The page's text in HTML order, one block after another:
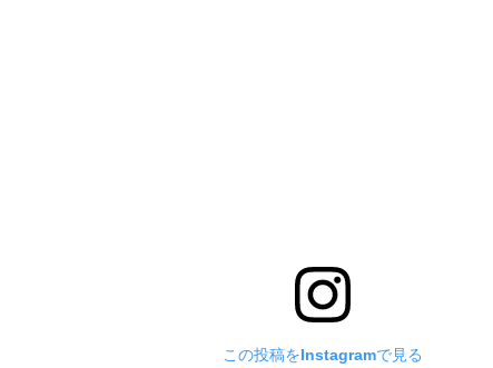
この投稿をInstagramで見る